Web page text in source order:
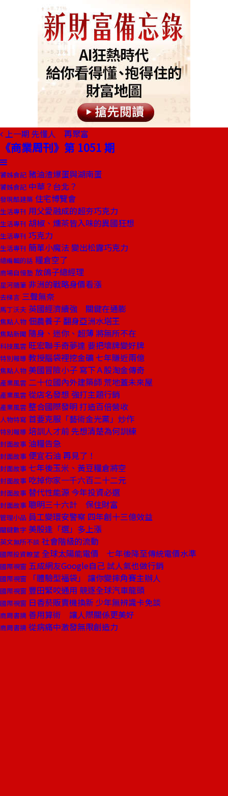
上一期 先懂人 再聚富
《商業周刊》第 1051 期
饕姊食記 豬油渣爆蛋與湖南蛋
饕姊食記 中華？台北？
發現酷建築 住宅博覽會
生活專刊 用父愛融成的超夯巧克力
生活專刊 胡椒、燻茶皆入味的異國狂想
生活專刊 巧克力
生活專刊 簡單小魔法 變出松露巧克力
總編輯的話 糧倉空了
商場自慢塾 放鴿子總經理
星河隨筆 非洲的戰略身價看漲
去梯言 三聲無奈
馬丁沃夫 英國經濟續強 關鍵在通膨
焦點人物 佃農養子 翻身亞洲水塔王
焦點新聞 隨身、迷你、超薄 將無所不在
科技風雲 旺宏聯手奇夢達 要把壞牌變好牌
特別報導 教授腦袋裡挖金礦 七年賺近兩億
焦點人物 美國冒險小子 寫下Ａ股淘金傳奇
產業風雲 二十位國內外建築師 荒地蓋未來屋
產業風雲 從店名發想 強打主題行銷
產業風雲 整合國際發明 打造百倍營收
人物特寫 首要克服「藝術金光黨」炒作
特別報導 培訓人才前 先想清楚為何訓練
封面故事 油糧告急
封面故事 便宜石油 再見了！
封面故事 七年後玉米、黃豆糧倉將空
封面故事 吃掉你家一千六百二十二元
封面故事 替代性能源 今年投資必選
封面故事 聰明三十六計 保住財富
管理小品 員工變環安警察 四年創十三億效益
關鍵數字 美股逢「選」多上漲
英文無所不談 社會階級的流動
國際投資瞭望 全球太陽能電價 七年後降至傳統電價水準
國際視窗 五成網友Google自己 試人氣也做行銷
國際視窗 「體驗型福袋」 讓你變摔角賽主辦人
國際視窗 豐田緊咬通用 競逐全球汽車龍頭
國際視窗 日香菸販賣機換新 少年無辨識卡免談
商周書摘 善用算術 讓人際關係更美好
商周書摘 從病痛中激發無限創造力